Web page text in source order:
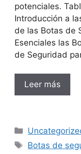
potenciales.
Introducción a
de las Botas de
Esenciales las
de Seguridad
Leer más
Categorías
Etiquetas
Botas de